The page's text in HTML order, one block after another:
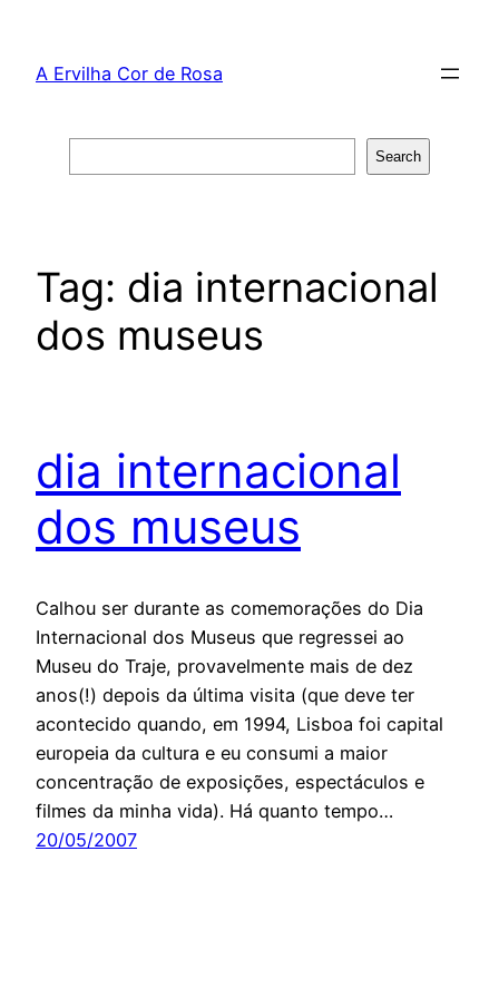
content
A Ervilha Cor de Rosa
Search
Tag: dia internacional
dos museus
dia internacional
dos museus
Calhou ser durante as comemorações do Dia
Internacional dos Museus que regressei ao
Museu do Traje, provavelmente mais de dez
anos(!) depois da última visita (que deve ter
acontecido quando, em 1994, Lisboa foi capital
europeia da cultura e eu consumi a maior
concentração de exposições, espectáculos e
filmes da minha vida). Há quanto tempo…
20/05/2007